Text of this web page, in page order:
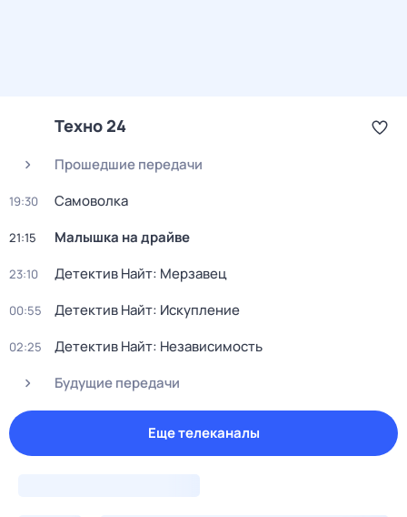
Техно 24
Прошедшие передачи
19:30 Самоволка
21:15 Малышка на драйве
23:10 Детектив Найт: Мерзавец
00:55 Детектив Найт: Искупление
02:25
Детектив Найт: Независимость
Будущие передачи
Еще телеканалы